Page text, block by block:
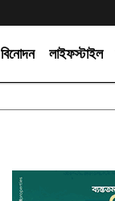
বিনোদন লাইফস্টাইল